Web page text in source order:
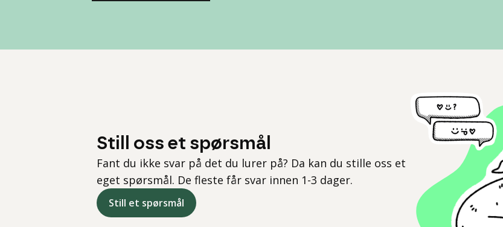
Still oss et spørsmål
Fant du ikke svar på det du lurer på? Da kan du stille oss et
eget spørsmål. De fleste får svar innen 1-3 dager.
Still et spørsmål